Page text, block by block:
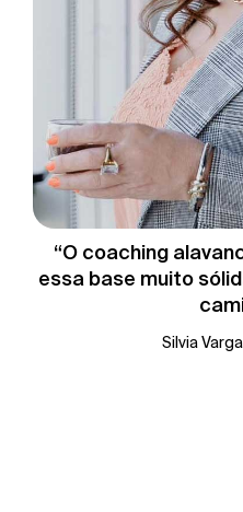
“O coaching
essa base muito
Silvia